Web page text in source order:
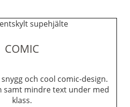
COMIC
och cool comic-design.
samt mindre text under med
klass.